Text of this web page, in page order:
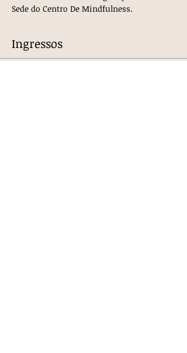
Sede do Centro De Mindfulness.
Ingressos